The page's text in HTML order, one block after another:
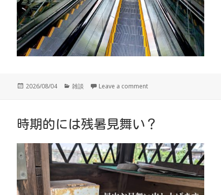
投
2026/08/04
カ
ー
雑談 Leave a comment
時期的には残暑見舞い？